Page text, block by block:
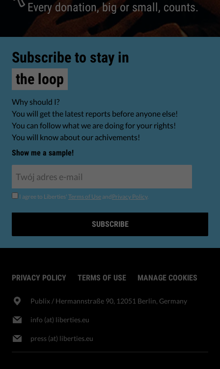
Every donation, big or small, counts.
Subscribe to stay in
the loop
Why should I?
You will get the latest reports before anyone else!
You can follow what we are doing for your rights!
You will know about our achivements!
Show me a sample!
I agree to Liberties' Terms of Use andPrivacy Policy.
SUBSCRIBE
PRIVACY POLICY TERMS OF USE MANAGE COOKIES
Publix​ / Hermannstraße 90, 12051 Berlin, Germany
info (at) liberties.eu
press (at) liberties.eu